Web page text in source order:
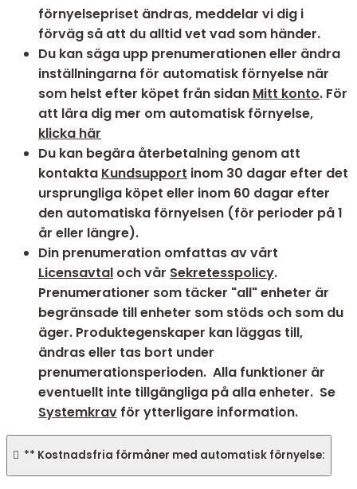
förnyelsepriset ändras, meddelar vi dig i
förväg så att du alltid vet vad som händer.
Du kan säga upp prenumerationen eller ändra
inställningarna för automatisk förnyelse när
som helst efter köpet från sidan Mitt konto. För
att lära dig mer om automatisk förnyelse,
klicka här
Du kan begära återbetalning genom att
kontakta Kundsupport inom 30 dagar efter det
ursprungliga köpet eller inom 60 dagar efter
den automatiska förnyelsen (för perioder på 1
år eller längre).
Din prenumeration omfattas av vårt
Licensavtal och vår Sekretesspolicy.
Prenumerationer som täcker "all" enheter är
begränsade till enheter som stöds och som du
äger. Produktegenskaper kan läggas till,
ändras eller tas bort under
prenumerationsperioden. Alla funktioner är
eventuellt inte tillgängliga på alla enheter. Se
Systemkrav för ytterligare information.
 ** Kostnadsfria förmåner med automatisk förnyelse: